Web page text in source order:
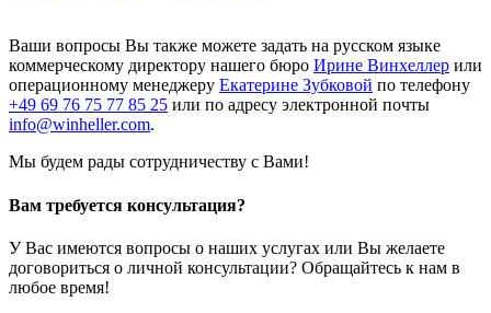
Ваши вопросы Вы также можете задать на русском языке
коммерческому директору нашего бюро Ирине Винхеллер или
операционному менеджеру Екатерине Зубковой по телефону
+49 69 76 75 77 85 25 или по адресу электронной почты
info@winheller.com.
Мы будем рады сотрудничеству с Вами!
Вам требуется консультация?
У Вас имеются вопросы о наших услугах или Вы желаете
договориться о личной консультации? Обращайтесь к нам в
любое время!